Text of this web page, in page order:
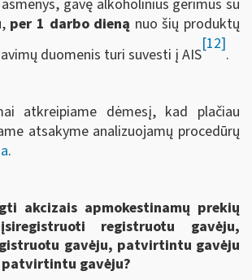
gavę alkoholinius gėrimus su
per 1 darbo dieną nuo šių produktų
duomenis turi suvesti į AIS
[12]
.
atkreipiame dėmesį, kad plačiau
atsakyme analizuojamų procedūrų
.
akcizais apmokestinamų prekių
registruotu gavėju,
gavėju, patvirtintu gavėju
gavėju?